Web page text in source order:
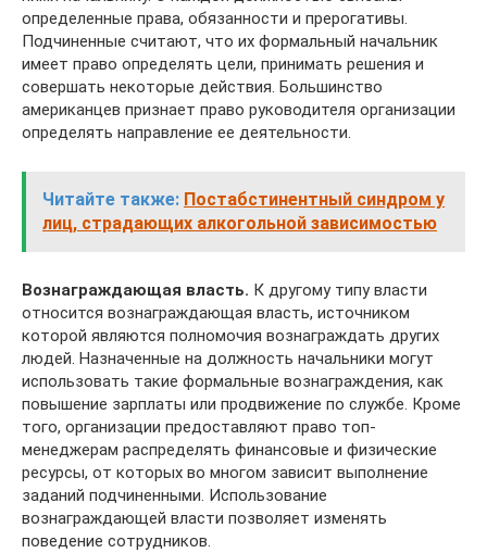
определенные права, обязанности и прерогативы.
Подчиненные считают, что их формальный начальник
имеет право определять цели, принимать решения и
совершать некоторые действия. Большинство
американцев признает право руководителя организации
определять направление ее деятельности.
Читайте также: Постабстинентный синдром у
лиц, страдающих алкогольной зависимостью
Вознаграждающая власть. К другому типу власти
относится вознаграждающая власть, источником
которой являются полномочия вознаграждать других
людей. Назначенные на должность начальники могут
использовать такие формальные вознаграждения, как
повышение зарплаты или продвижение по службе. Кроме
того, организации предоставляют право топ-
менеджерам распределять финансовые и физические
ресурсы, от которых во многом зависит выполнение
заданий подчиненными. Использование
вознаграждающей власти позволяет изменять
поведение сотрудников.